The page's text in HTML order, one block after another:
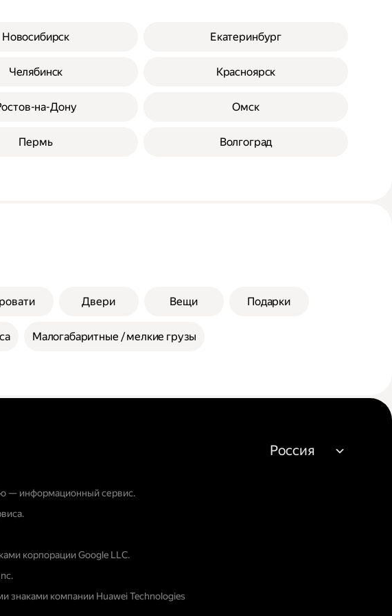
Новосибирск Екатеринбург
Челябинск Красноярск
на-Дону Омск
Пермь Волгоград
Двери Вещи Подарки
Малогабаритные / мелкие грузы
— информационный сервис.
корпорации Google LLC.
знаками компании Huawei Technologies
Россия